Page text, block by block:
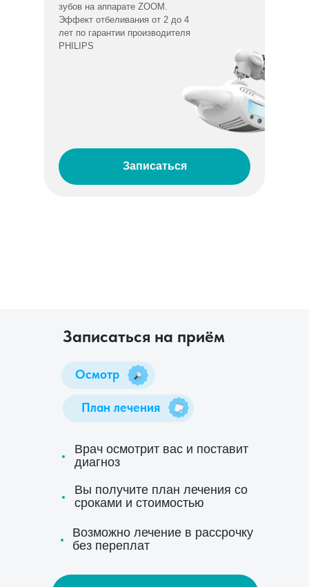
Записаться
зубов на аппарате ZOOM.
Эффект отбеливания от 2 до 4
лет по гарантии производителя
PHILIPS
Осмотр
План лечения
Записаться на приём
Врач осмотрит вас и поставит
диагноз
Вы получите план лечения со
сроками и стоимостью
Возможно лечение в рассрочку
без переплат